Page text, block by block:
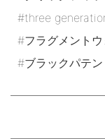
three
フラグメントウ
ブラックパテン